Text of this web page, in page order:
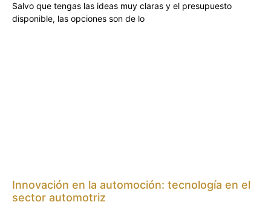
Salvo que tengas las ideas muy claras y el presupuesto
disponible, las opciones son de lo
Innovación en la automoción: tecnología en el
sector automotriz